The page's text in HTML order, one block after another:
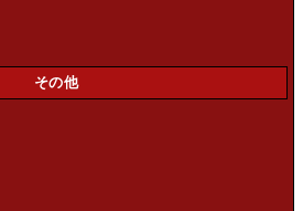
その他